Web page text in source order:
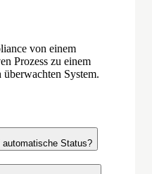
von einem
Prozess zu einem
System.
Status?